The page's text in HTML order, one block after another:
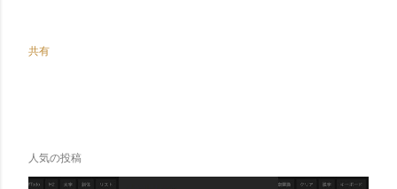
共有
人気の投稿